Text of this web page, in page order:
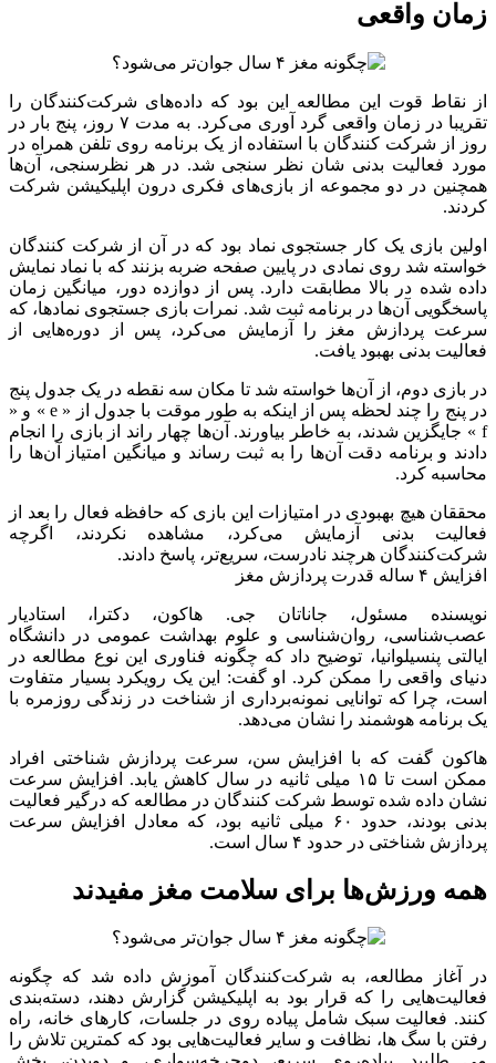
عصب‌شناسی، روان‌شناسی و علوم بهداشت عمومی در دانشگاه
دنیای واقعی را ممکن کرد. او گفت: این یک رویکرد بسیار متفاوت
است، چرا که توانایی نمونه‌برداری از شناخت در زندگی روزمره با
یک برنامه هوشمند را نشان می‌دهد.
هاکون گفت که با افزایش سن، سرعت پردازش شناختی افراد
بدنی بودند، حدود ۶۰ میلی ثانیه بود، که معادل افزایش سرعت
پردازش شناختی در حدود ۴ سال است.
همه ورزش‌ها برای سلامت مغز مفیدند
در آغاز مطالعه، به شرکت‌کنندگان آموزش داده شد که چگونه
فعالیت‌هایی را که قرار بود به اپلیکیشن گزارش دهند، دسته‌بندی
کنند. فعالیت سبک شامل پیاده روی در جلسات، کارهای خانه، راه
رفتن با سگ ها، نظافت و سایر فعالیت‌هایی بود که کمترین تلاش را
می طلبید. پیاده‌روی سریع، دوچرخه‌سواری، و دویدن، بخش
عمده‌ای از فعالیت‌های با شدت متوسط را تشکیل می‌دهند. دویدن،
دوچرخه‌سواری سریع و پیاده‌روی دشوار نمونه‌هایی از فعالیت‌های
شدید بودند.
دکتر ورنون ویلیامز، متخصص مغز و اعصاب ورزشی و مدیر
موسس مرکز نورولوژی ورزشی و طب درد در موسسه سدارز –
سینایی در لس آنجلس، که در این مطالعه شرکت نداشت، گفت که
این تحقیق از این نظر جالب است. این نشان می‌دهد که حداقل یک
منفعت کوتاه مدت از فعالیت روزمره، نه فقط با شدت متوسط یا
زیاد وجود دارد.
چرا ورزش برای شناخت درازمدت مفید
است؟
ویلیامز در این باره توضیح داد: ما می‌دانیم که بر مبنای نتایج چند
تحقیق قبلی منتشر شده، تصور کلی این است که ورزش تاثیر مثبتی
اینکه چرا ممکن است چنین باشد، توضیح داد: در ورزش با شدت
بالاتر و ورزش طولانی‌تر، فوایدی وجود دارد که تصور می‌شود
مربوط به ترشح برخی مواد شیمیایی، انتقال‌دهنده‌های عصبی و
عواملی در مغز است که برای سلامت شناختی مفید هستند. همچنین
این مفهوم وجود دارد که ورزش و فعالیت بدنی با بهبود عملکرد
قلبی و عروقی، بهبود جریان خون، کاهش فشار خون و غیره مرتبط
است که همه این موارد نیز با بهبود عملکرد شناختی مرتبط هستند.
بیشتر بخوانید: